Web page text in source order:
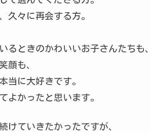
久々に再会する方。
るときのかわいいお子さんたちも、
顔も、
当に大好きです。
よかったと思います。
けていきたかったですが、